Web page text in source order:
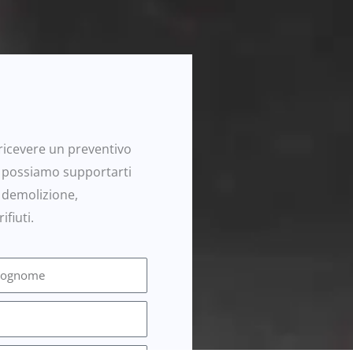
un preventivo
supportarti